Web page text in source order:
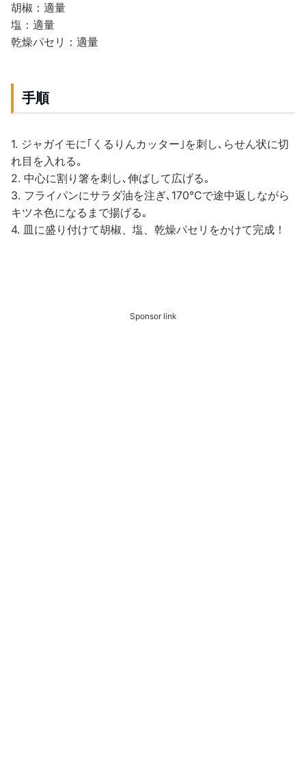
胡椒：適量
塩：適量
乾燥パセリ：適量
手順
1. ジャガイモに｢くるりんカッター｣を刺し､らせん状に切
れ目を入れる｡
2. 中心に割り箸を刺し､伸ばして広げる｡
3. フライパンにサラダ油を注ぎ､170℃で途中返しながら
キツネ色になるまで揚げる｡
4. 皿に盛り付けて胡椒、塩、乾燥パセリをかけて完成！
Sponsor link